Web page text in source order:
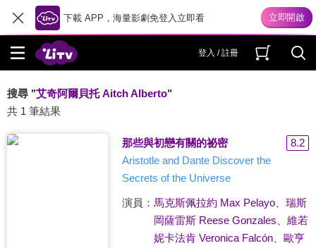
下載 APP，海量影劇免登入立即看
登入 / 註冊
搜尋 "艾奇阿爾貝托 Aitch Alberto"
共 1 筆結果
那些與初戀有關的祕密
8.2
Aristotle and Dante Discover the
Secrets of the Universe
演員： 馬克斯佩拉約 Max Pelayo、 瑞斯
岡薩雷斯 Reese Gonzales
維若
妮卡法肯 Veronica Falcón、 歐亨